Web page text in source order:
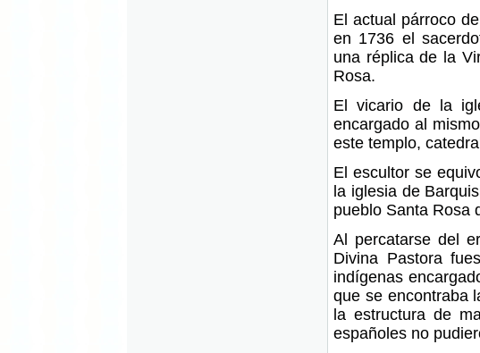
El actual párroco
en 1736 el
una réplica de la
Rosa.
El vicario de la
encargado al
este templo,
El escultor se
la iglesia de
pueblo Santa Rosa
Al percatarse del
Divina Pastora
indígenas
que se encontraba
la estructura de
españoles no